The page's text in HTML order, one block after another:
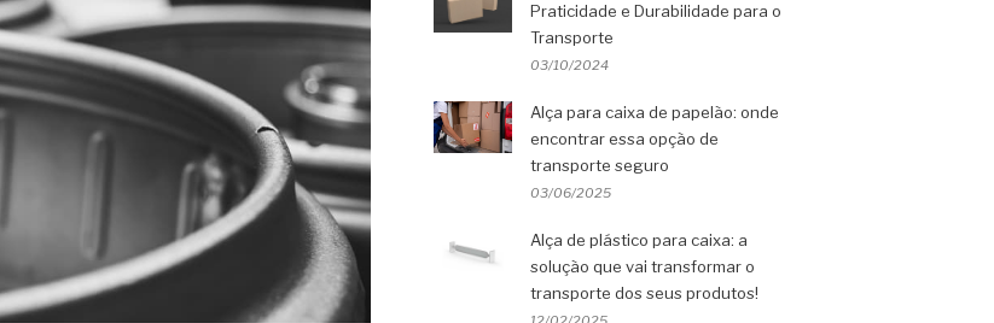
Praticidade e Durabilidade para o
Transporte
03/10/2024
Alça para caixa de papelão: onde
encontrar essa opção de
transporte seguro
03/06/2025
Alça de plástico para caixa: a
solução que vai transformar o
transporte dos seus produtos!